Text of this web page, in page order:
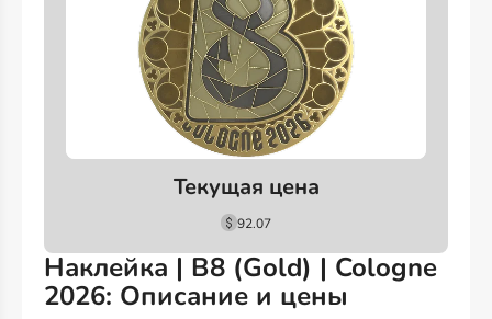
Текущая цена
92.07
Наклейка | B8 (Gold) | Cologne
2026: Описание и цены